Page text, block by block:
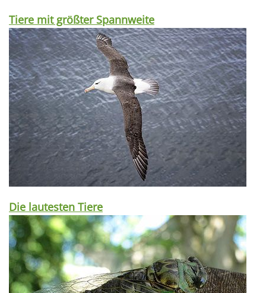
Tiere mit größter Spannweite
Die lautesten Tiere